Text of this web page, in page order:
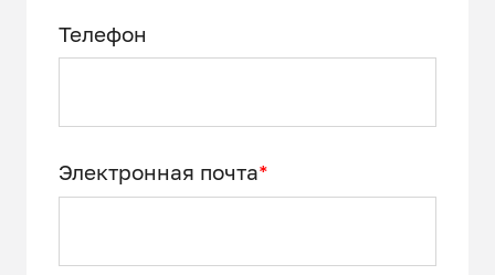
Телефон
Электронная почта*